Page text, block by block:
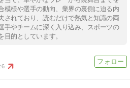
模様や選手の動向、業界の裏側に迫る内
されており、読むだけで熱気と知識の両
手やチームに深く入り込み、スポーツの
的としています。
6